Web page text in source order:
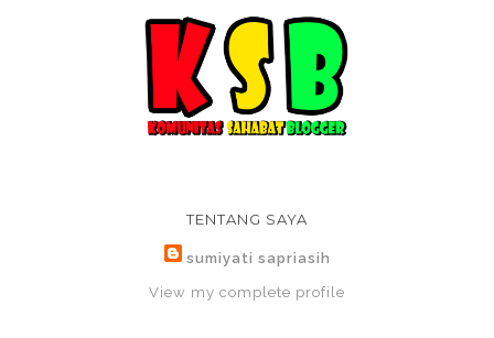
TENTANG SAYA
sumiyati sapriasih
View my complete profile